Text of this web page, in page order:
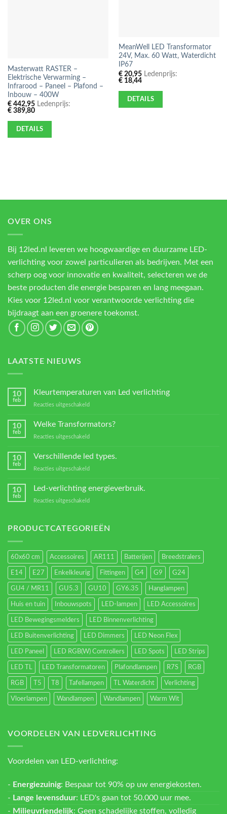
Masterwatt RASTER –
Elektrische Verwarming –
Infrarood – Paneel – Plafond –
Inbouw – 400W
€442,95Ledenprijs:
€389,80
DETAILS
MeanWell LED Transformator
24V, Max. 60 Watt, Waterdicht
IP67
€20,95Ledenprijs:
€18,44
DETAILS
OVER ONS
Bij 12led.nl leveren we hoogwaardige en duurzame LED-
verlichting voor zowel particulieren als bedrijven. Met een
scherp oog voor innovatie en kwaliteit, selecteren we de
beste producten die energie besparen en lang meegaan.
Kies voor 12led.nl voor verantwoorde verlichting die
bijdraagt aan een groenere toekomst.
LAATSTE NIEUWS
10
feb
Kleurtemperaturen van Led verlichting
Reacties uitgeschakeld
van
verlichting
10
feb
Welke Transformators?
Reacties uitgeschakeld
Transformators?
10
feb
Verschillende led types.
Reacties uitgeschakeld
led
10
feb
Led-verlichting energieverbruik.
Reacties uitgeschakeld
energieverbruik.
PRODUCTCATEGORIEËN
60x60 cm Accessoires AR111 Batterijen Breedstralers
E14 E27 Enkelkleurig Fittingen G4 G9 G24
GU4 / MR11 GU5.3 GU10 GY6.35 Hanglampen
Huis en tuin Inbouwspots LED-lampen LED Accessoires
LED Bewegingsmelders LED Binnenverlichting
LED Buitenverlichting LED Dimmers LED Neon Flex
LED Paneel LED RGB(W) Controllers LED Spots LED Strips
LED TL LED Transformatoren Plafondlampen R7S RGB
RGB T5 T8 Tafellampen TL Waterdicht Verlichting
Vloerlampen Wandlampen Wandlampen Warm Wit
VOORDELEN VAN LEDVERLICHTING
Voordelen van LED-verlichting:
- Energiezuinig: Bespaar tot 90% op uw energiekosten.
- Lange levensduur: LED's gaan tot 50.000 uur mee.
- Milieuvriendelijk: Geen schadelijke stoffen, volledig